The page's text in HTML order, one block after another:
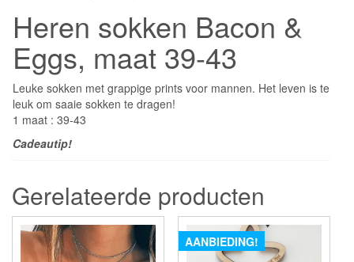
Heren sokken Bacon &
Eggs, maat 39-43
Leuke sokken met grappige prints voor mannen. Het leven is te
leuk om saaie sokken te dragen!
1 maat : 39-43
Cadeautip!
Gerelateerde producten
AANBIEDING!